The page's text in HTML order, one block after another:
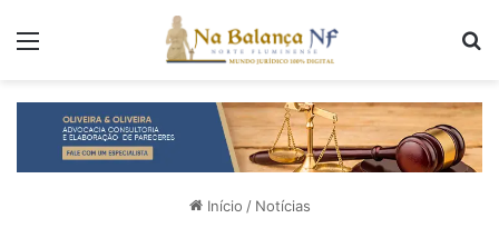
Início / Notícias